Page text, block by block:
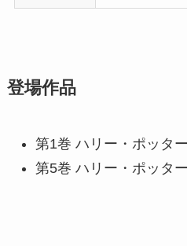
登場作品
第1巻 ハリー・ポッタ
第5巻 ハリー・ポッタ